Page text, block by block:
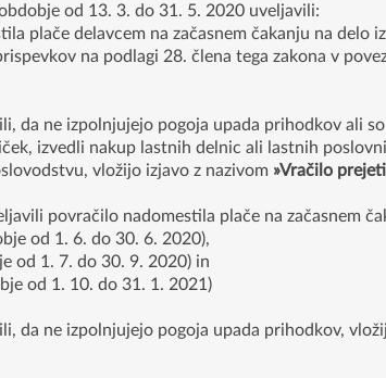
od 13. 3. do 31. 5. 2020 uveljavili:
plače delavcem na začasnem čakanju na delo
na podlagi 28. člena tega zakona v
da ne izpolnjujejo pogoja upada prihodkov ali
izvedli nakup lastnih delnic ali lastnih
vložijo izjavo z nazivom »Vračilo
povračilo nadomestila plače na začasnem
od 1. 6. do 30. 6. 2020),
od 1. 7. do 30. 9. 2020) in
od 1. 10. do 31. 1. 2021)
da ne izpolnjujejo pogoja upada prihodkov,